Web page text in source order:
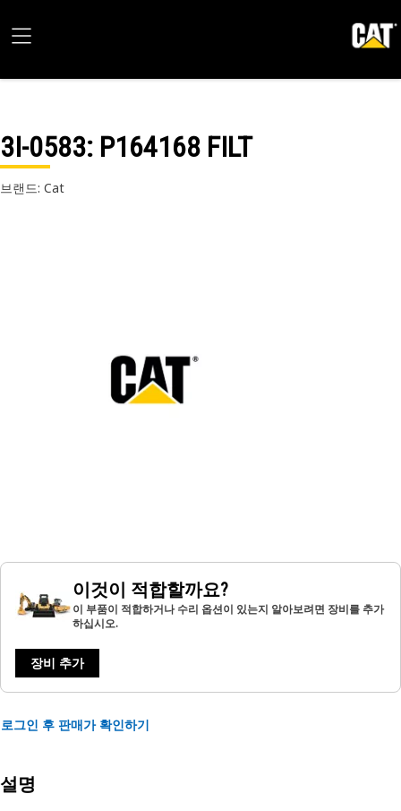
3I-0583: P164168 FILT
브랜드: Cat
이것이 적합할까요?
이 부품이 적합하거나 수리 옵션이 있는지 알아보려면 장비를 추가
하십시오.
장비 추가
로그인 후 판매가 확인하기
설명